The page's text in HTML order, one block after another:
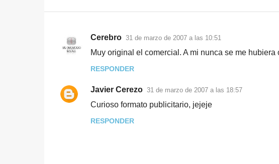
C
e
n
Cerebro 31 de marzo de 2007 a las 10:51
Muy original el comercial. A mi nunca se me hubiera
RESPONDER
Javier Cerezo 31 de marzo de 2007 a las 18:57
Curioso formato publicitario, jejeje
RESPONDER